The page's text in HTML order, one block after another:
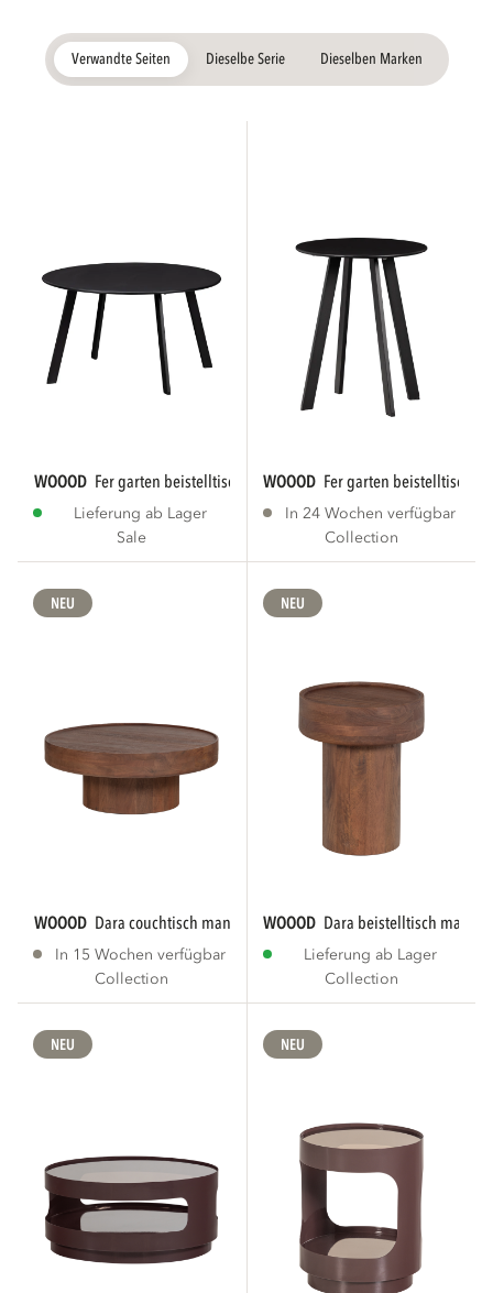
Verwandte Seiten Dieselbe Serie Dieselben Marken
WOOOD fer garten beistelltisch ø70 cm...
Lieferung ab Lager
Sale
WOOOD fer garten beistelltisch
In 24 Wochen verfügbar
Collection
NEU
WOOOD dara couchtisch mango holz braun
In 15 Wochen verfügbar
Collection
NEU
WOOOD dara beistelltisch
Lieferung ab Lager
Collection
NEU NEU